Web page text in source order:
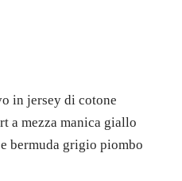
in jersey di cotone
a mezza manica giallo
bermuda grigio piombo